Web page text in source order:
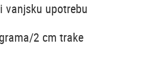
vanjsku upotrebu
2 cm trake